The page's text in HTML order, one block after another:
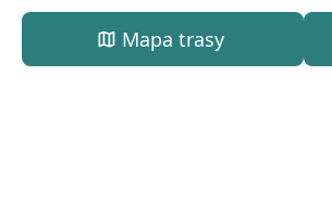
map Mapa trasy